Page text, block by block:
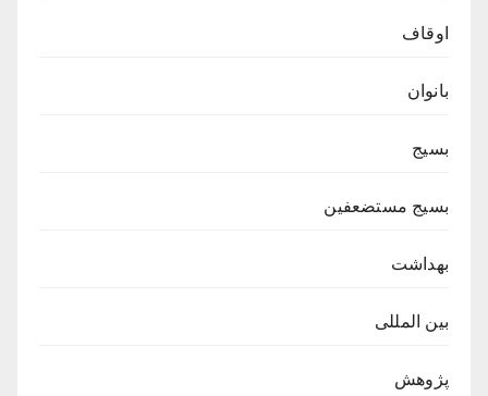
اوقاف
بانوان
بسیج
بسیج مستضعفین
بهداشت
بین المللی
پژوهش